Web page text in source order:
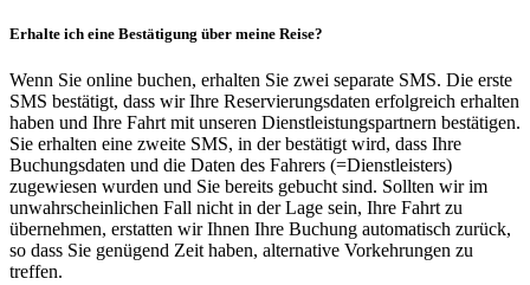
Erhalte ich eine Bestätigung über meine Reise?
Wenn Sie online buchen, erhalten Sie zwei separate SMS. Die erste
SMS bestätigt, dass wir Ihre Reservierungsdaten erfolgreich erhalten
haben und Ihre Fahrt mit unseren Dienstleistungspartnern bestätigen.
Sie erhalten eine zweite SMS, in der bestätigt wird, dass Ihre
Buchungsdaten und die Daten des Fahrers (=Dienstleisters)
zugewiesen wurden und Sie bereits gebucht sind. Sollten wir im
unwahrscheinlichen Fall nicht in der Lage sein, Ihre Fahrt zu
übernehmen, erstatten wir Ihnen Ihre Buchung automatisch zurück,
so dass Sie genügend Zeit haben, alternative Vorkehrungen zu
treffen.